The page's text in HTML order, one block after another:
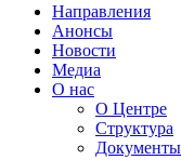
Направления
Анонсы
Новости
Медиа
О нас
О Центре
Структура
Документы